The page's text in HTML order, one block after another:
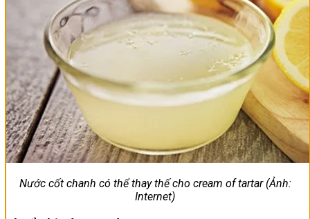
Nước cốt chanh có thể thay thế cho cream of tartar (Ảnh:
Internet)